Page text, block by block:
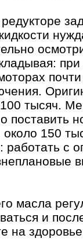
тысяч.
поставить
150
работать с
масла
и
на